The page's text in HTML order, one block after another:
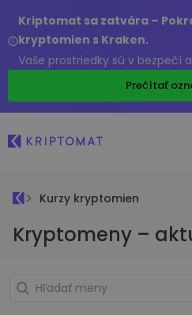
Kriptomat sa zatvára –
kryptomien s Kraken.
Vaše prostriedky sú v bezpečí
Prečítať
Kurzy kryptomien
Kryptomeny –